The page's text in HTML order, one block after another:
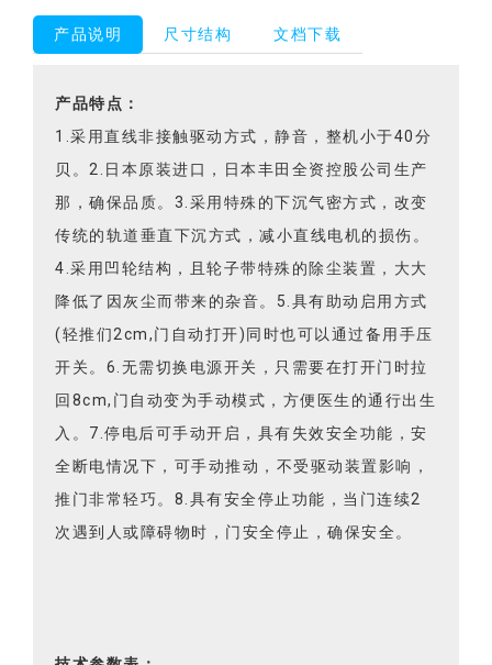
产品说明 尺寸结构 文档下载
产品特点：
1.采用直线非接触驱动方式，静音，整机小于40分
贝。2.日本原装进口，日本丰田全资控股公司生产
那，确保品质。3.采用特殊的下沉气密方式，改变
传统的轨道垂直下沉方式，减小直线电机的损伤。
4.采用凹轮结构，且轮子带特殊的除尘装置，大大
降低了因灰尘而带来的杂音。5.具有助动启用方式
(轻推们2cm,门自动打开)同时也可以通过备用手压
开关。6.无需切换电源开关，只需要在打开门时拉
回8cm,门自动变为手动模式，方便医生的通行出生
入。7.停电后可手动开启，具有失效安全功能，安
全断电情况下，可手动推动，不受驱动装置影响，
推门非常轻巧。8.具有安全停止功能，当门连续2
次遇到人或障碍物时，门安全停止，确保安全。